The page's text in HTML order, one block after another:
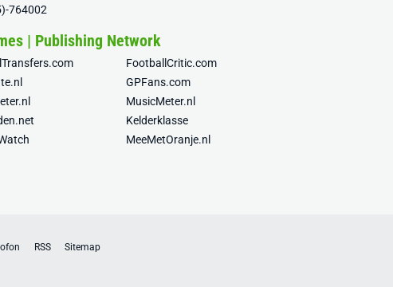
764002
| Publishing Network
FootballCritic.com
GPFans.com
MusicMeter.nl
Kelderklasse
MeeMetOranje.nl
RSS
Sitemap